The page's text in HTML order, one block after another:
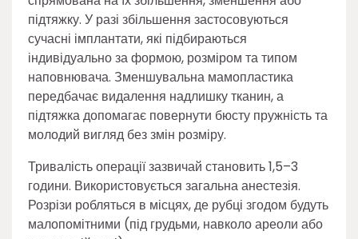
підтяжку. У разі збільшення застосовуються
сучасні імплантати, які підбираються
індивідуально за формою, розміром та типом
наповнювача. Зменшувальна мамопластика
передбачає видалення надлишку тканин, а
підтяжка допомагає повернути бюсту пружність та
молодий вигляд без змін розміру.
Тривалість операції зазвичай становить 1,5–3
години. Використовується загальна анестезія.
Розрізи робляться в місцях, де рубці згодом будуть
малопомітними (під грудьми, навколо ареоли або